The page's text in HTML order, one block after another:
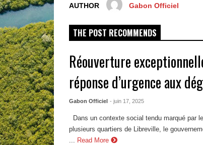
AUTHOR Gabon Officiel
THE POST RECOMMENDS
Réouverture
réponse d’urgence aux
Gabon Officiel - juin 17, 2025
Dans un contexte social tendu marqué par
plusieurs quartiers de Libreville, le
... Read More